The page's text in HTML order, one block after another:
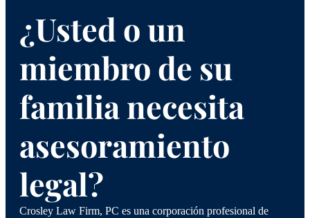
¿Usted o un
miembro de su
familia necesita
asesoramiento
legal?
Crosley Law Firm, PC es una corporación profesional de